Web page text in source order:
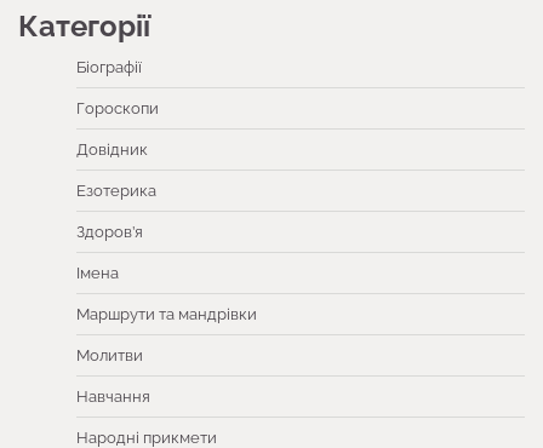
Категорії
Біографії
Гороскопи
Довідник
Езотерика
Здоров’я
Імена
Маршрути та мандрівки
Молитви
Навчання
Народні прикмети